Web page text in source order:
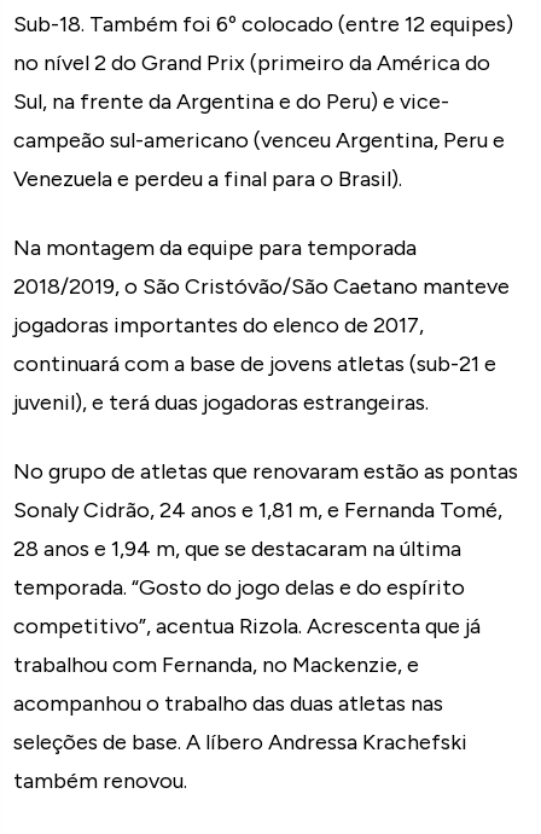
Sub-18. Também foi 6º colocado (entre 12 equipes)
no nível 2 do Grand Prix (primeiro da América do
Sul, na frente da Argentina e do Peru) e vice-
campeão sul-americano (venceu Argentina, Peru e
Venezuela e perdeu a final para o Brasil).
Na montagem da equipe para temporada
2018/2019, o São Cristóvão/São Caetano manteve
jogadoras importantes do elenco de 2017,
continuará com a base de jovens atletas (sub-21 e
juvenil), e terá duas jogadoras estrangeiras.
No grupo de atletas que renovaram estão as pontas
Sonaly Cidrão, 24 anos e 1,81 m, e Fernanda Tomé,
28 anos e 1,94 m, que se destacaram na última
temporada. “Gosto do jogo delas e do espírito
competitivo”, acentua Rizola. Acrescenta que já
trabalhou com Fernanda, no Mackenzie, e
acompanhou o trabalho das duas atletas nas
seleções de base. A líbero Andressa Krachefski
também renovou.